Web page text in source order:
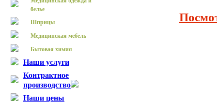
белье
Шприцы
Медицинская мебель
Бытовая химия
Наши услуги
Контрактное
производство
Наши цены